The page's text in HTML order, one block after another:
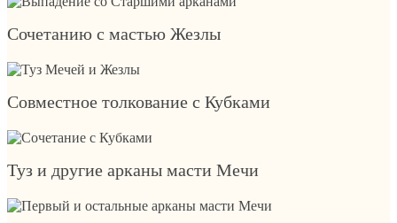
Сочетанию с мастью Жезлы
Совместное толкование с Кубками
Туз и другие арканы масти Мечи